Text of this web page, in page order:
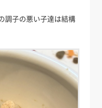
調子の悪い子達は結構